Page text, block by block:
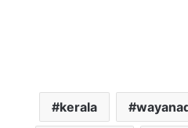
kerala